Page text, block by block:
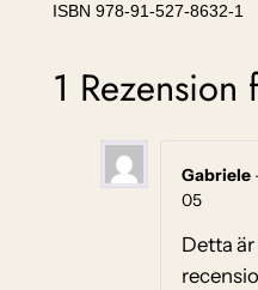
ISBN 978-91-527-8632-1
1 Rezension
Gabriele
05
Detta